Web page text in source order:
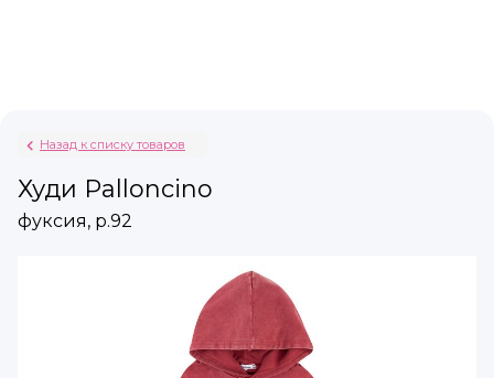
Назад к списку товаров
Худи Palloncino
фуксия, р.92